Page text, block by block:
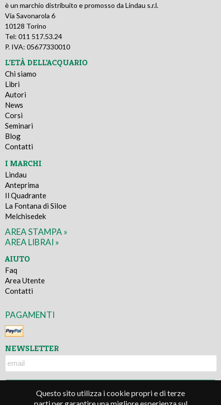
Questo sito utilizza i cookie propri e di terze
è un marchio distribuito e promosso da Lindau s.r.l.
Via Savonarola 6
10128 Torino
Tel: 011 517.53.24
P. IVA: 05677330010
L'ETÀ DELL'ACQUARIO
Chi siamo
Libri
Autori
News
Corsi
Seminari
Blog
Contatti
I MARCHI
Lindau
Anteprima
Il Quadrante
La Fontana di Siloe
Melchisedek
AREA STAMPA »
AREA LIBRAI »
AIUTO
Faq
Area Utente
Contatti
PAGAMENTI
NEWSLETTER